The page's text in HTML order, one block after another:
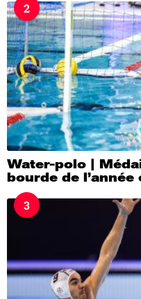
2
Water-polo |
bourde de
3